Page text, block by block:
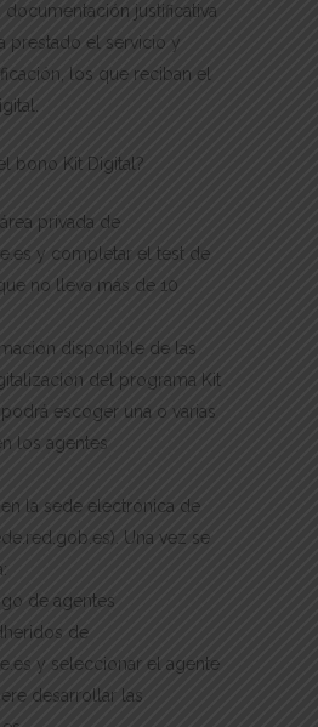
justificativa
prestado el servicio y
los que reciban el
bono Kit Digital?
privada de
y completar el test de
no lleva más de 10
disponible de las
del programa Kit
escoger una o varias
los agentes
la sede electrónica de
Una vez se
de agentes
de
y seleccionar el agente
desarrollar las